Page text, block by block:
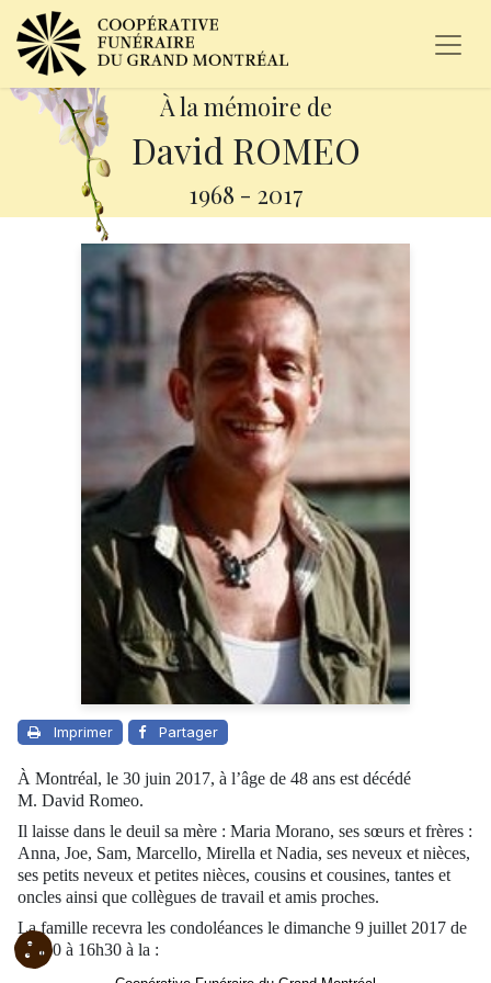
À la mémoire de
David ROMEO
1968 - 2017
Imprimer Partager
À Montréal, le 30 juin 2017, à l’âge de 48 ans est décédé
M. David Romeo.
Il laisse dans le deuil sa mère : Maria Morano, ses sœurs et frères :
Anna, Joe, Sam, Marcello, Mirella et Nadia, ses neveux et nièces,
ses petits neveux et petites nièces, cousins et cousines, tantes et
oncles ainsi que collègues de travail et amis proches.
La famille recevra les condoléances le dimanche 9 juillet 2017 de
13h30 à 16h30 à la :